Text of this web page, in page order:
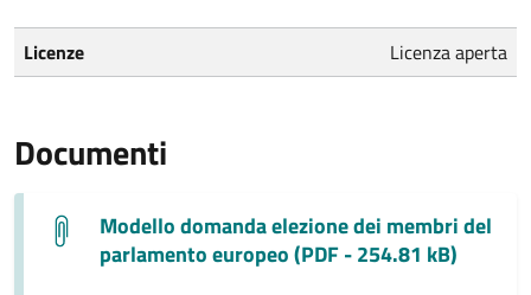
Licenze Licenza aperta
Documenti
Modello domanda elezione dei membri del
parlamento europeo (PDF - 254.81 kB)